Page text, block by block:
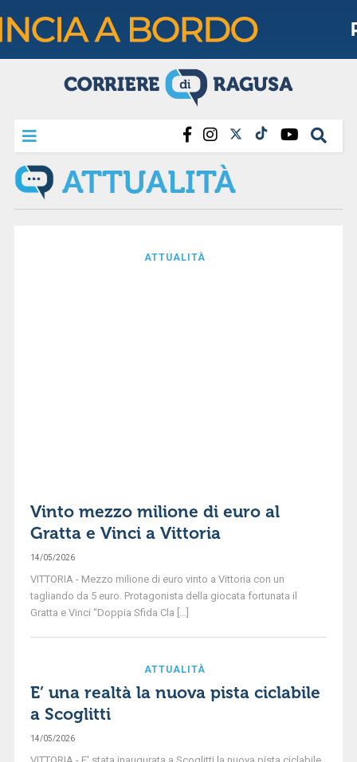
ATTUALITÀ
ATTUALITÀ
Vinto mezzo milione di euro al
Gratta e Vinci a Vittoria
14/05/2026
VITTORIA - Mezzo milione di euro vinto a Vittoria con un
tagliando da 5 euro. Protagonista della giocata fortunata il
Gratta e Vinci “Doppia Sfida Cla [...]
ATTUALITÀ
E’ una realtà la nuova pista ciclabile
a Scoglitti
14/05/2026